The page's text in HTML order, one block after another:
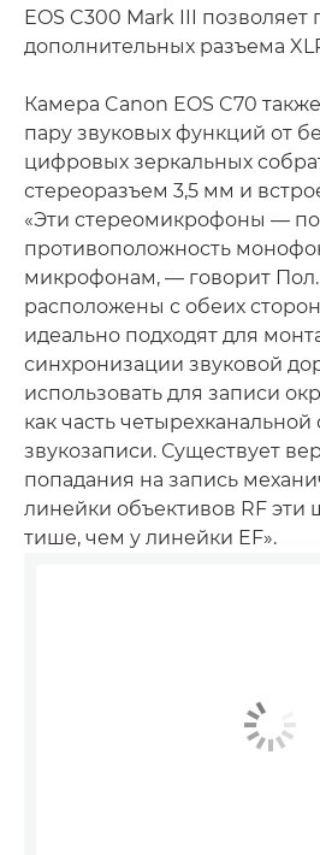
EOS C300 Mark III
дополнительных разъема
Камера Canon EOS C70
пару звуковых функций от
цифровых зеркальных
стереоразъем 3,5 мм и
«Эти стереомикрофоны —
противоположность
микрофонам, — говорит
расположены с обеих
идеально подходят для
синхронизации звуковой
использовать для записи
как часть
звукозаписи. Существует
попадания на запись
линейки объективов RF
тише, чем у линейки EF».